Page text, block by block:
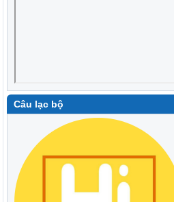
Câu lạc bộ